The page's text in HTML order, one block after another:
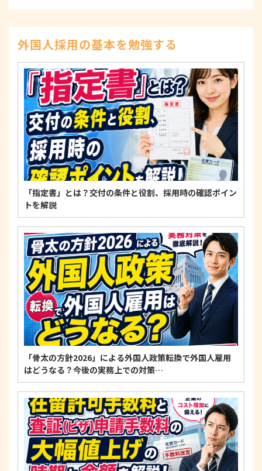
示、訂正、削除、または利用もしくは提供の停止等
を求められたときは、適法かつ遅滞なく応じます。
4. 法令・指針・規範の遵守について
適正な個人情報保護の実現のため、個人情報の取扱
いに関する法令、国が定める指針およびその他の規
範を遵守します。
個人情報に関するお問い合わせ窓口
〒125-0061東京都葛飾区亀有3-21-11 藍ビル202
TEL：0120-550-580
株式会社 アルフォース･ワン 個人情報保護担当
外国人採用の基本を勉強する
「指定書」とは？交付の条件と役割、採用時の確認ポイン
トを解説
「骨太の方針2026」による外国人政策転換で外国人雇用
はどうなる？今後の実務上での対策…